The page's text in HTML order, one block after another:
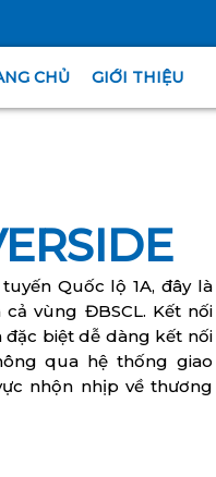
CHỦ GIỚI THIỆU
Quốc lộ 1A, đây là
vùng ĐBSCL. Kết nối
đặc biệt dễ dàng kết nối
qua hệ thống giao
nhộn nhịp về thương